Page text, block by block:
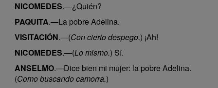
NICOMEDES.—¿Quién?
PAQUITA.—La pobre Adelina.
VISITACIÓN.—(Con cierto despego.) ¡Ah!
NICOMEDES.—(Lo mismo.) Sí.
ANSELMO.—Dice bien mi mujer: la pobre Adelina.
(Como buscando camorra.)